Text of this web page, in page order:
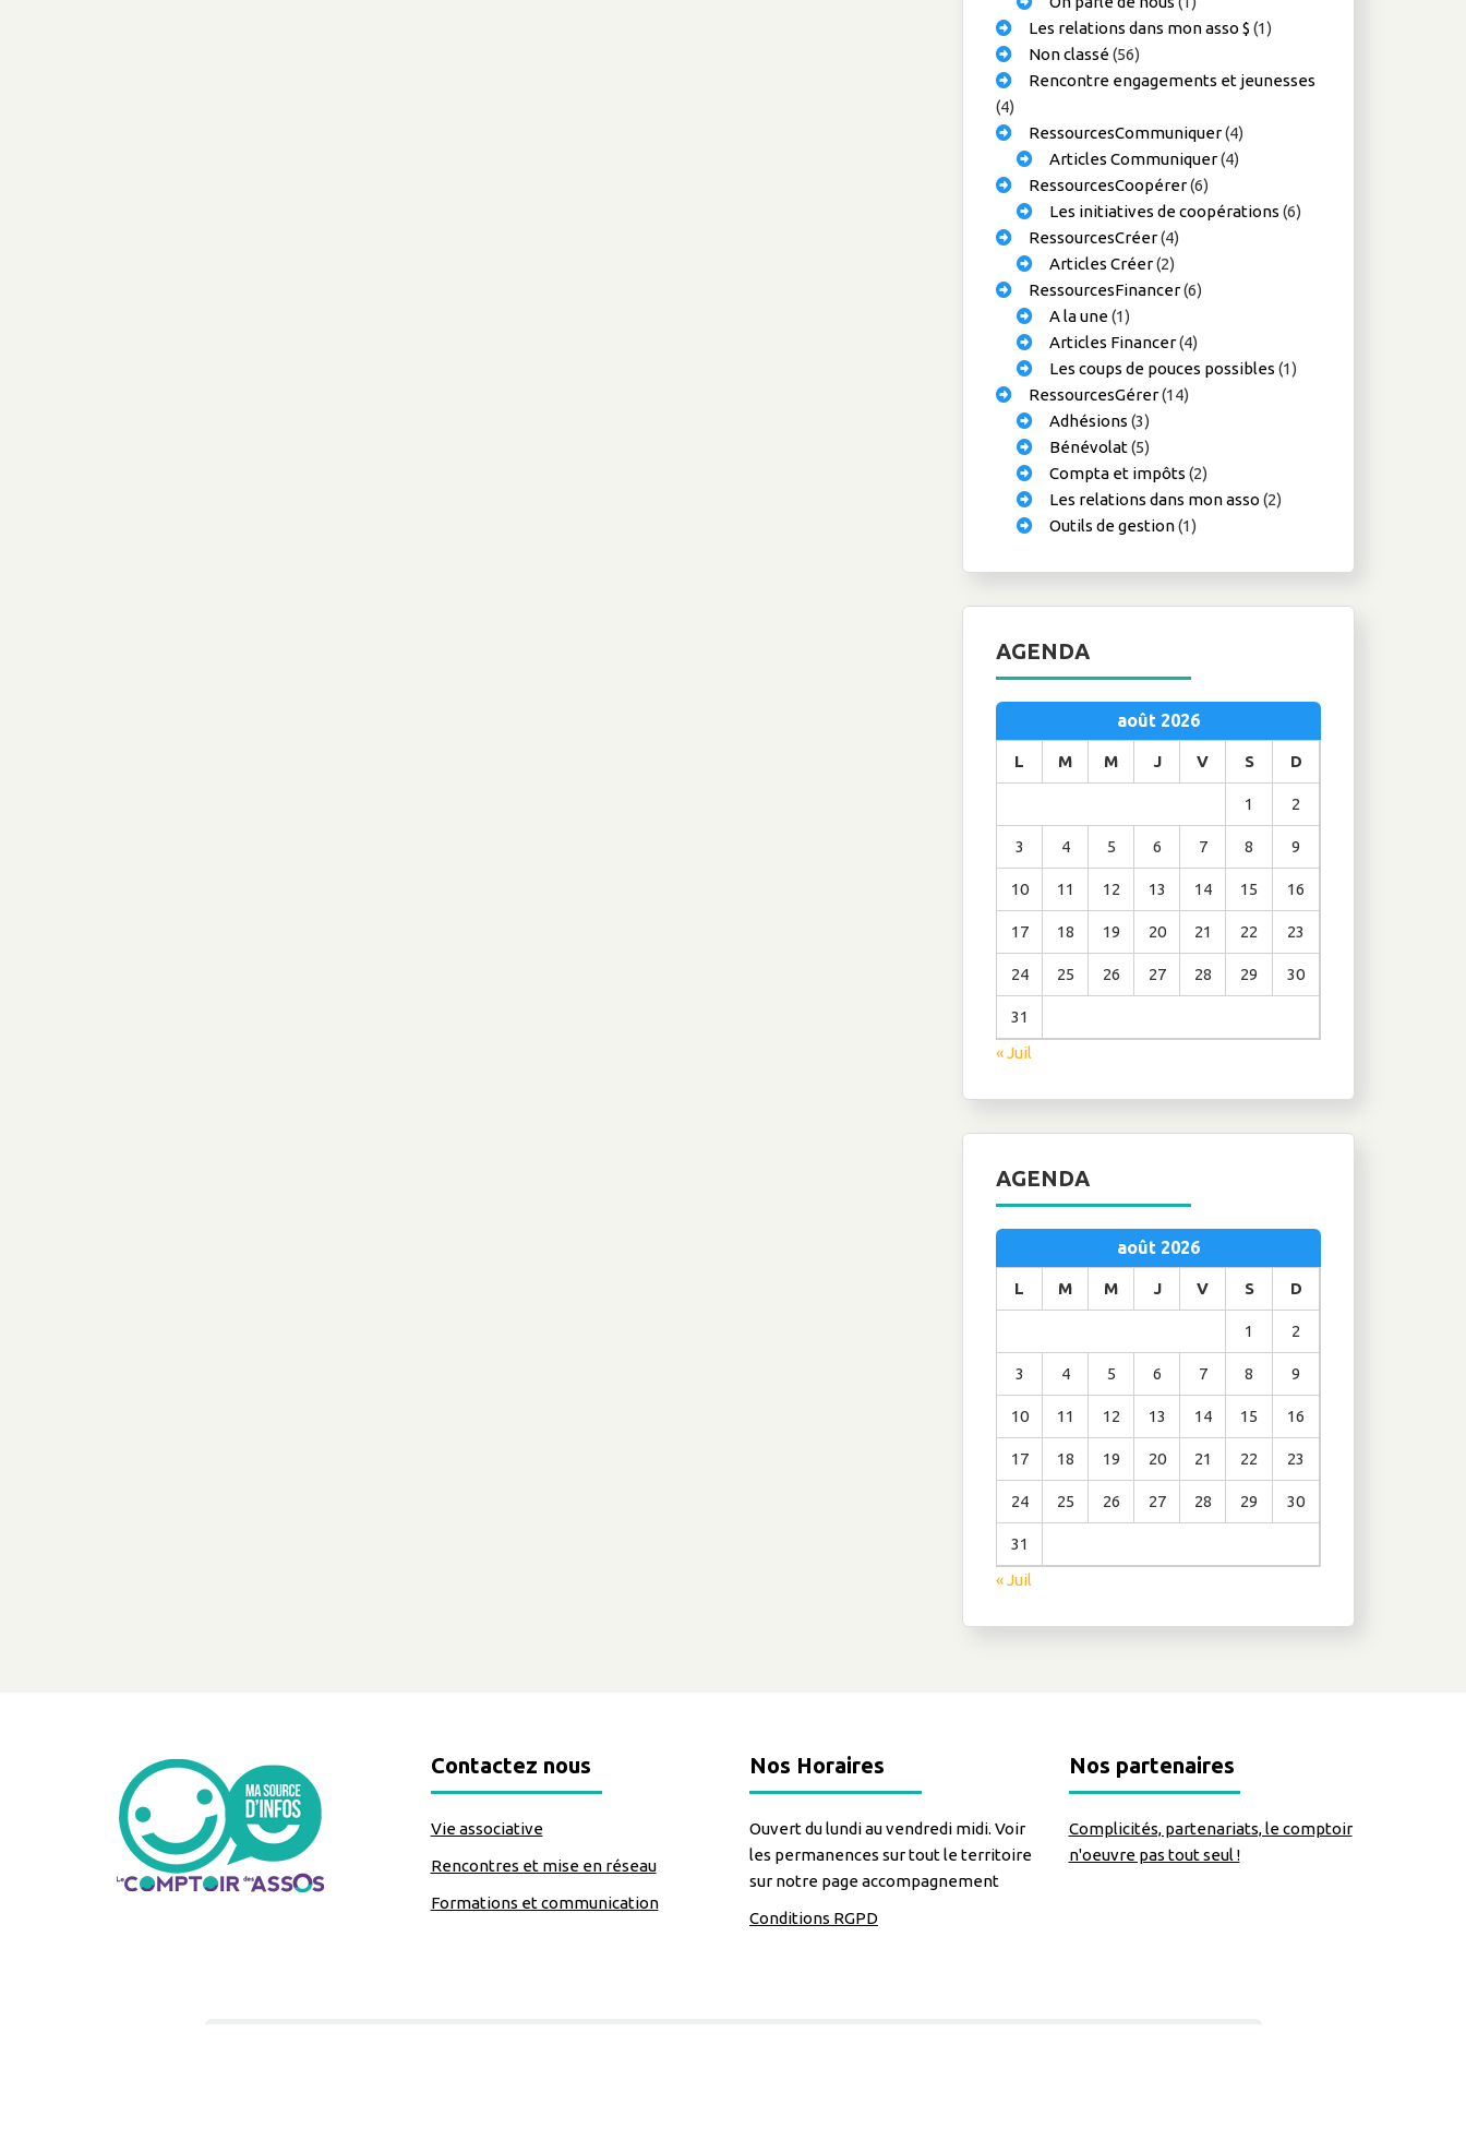
Les relations dans mon asso $ (1)
Non classé(56)
Rencontre engagements et jeunesses
(4)
RessourcesCommuniquer(4)
Articles Communiquer(4)
RessourcesCoopérer(6)
Les initiatives de coopérations (6)
RessourcesCréer(4)
Articles Créer(2)
RessourcesFinancer(6)
A la une(1)
Articles Financer(4)
Les coups de pouces possibles (1)
RessourcesGérer(14)
Adhésions (3)
Bénévolat(5)
Compta et impôts (2)
Les relations dans mon asso (2)
Outils de gestion(1)
AGENDA
août 2026
L M M J V S D
1 2
3 4 5 6 7 8 9
10 11 12 13 14 15 16
17 18 19 20 21 22 23
24 25 26 27 28 29 30
31
« Juil
AGENDA
août 2026
L M M J V S D
1 2
3 4 5 6 7 8 9
10 11 12 13 14 15 16
17 18 19 20 21 22 23
24 25 26 27 28 29 30
31
« Juil
Contactez nous
Vie associative
Rencontres et mise en réseau
Formations et communication
Nos Horaires
Ouvert du lundi au vendredi midi. Voir
les permanences sur tout le territoire
sur notre page accompagnement
Conditions RGPD
Nos partenaires
Complicités, partenariats, le comptoir
n'oeuvre pas tout seul !